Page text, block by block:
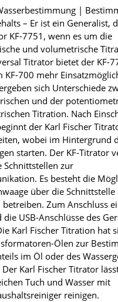
|
– Er ist ein Generalist,
KF-7751, wenn es um die
und volumetrische
Titratorbietet der KF-
KF-700 mehr
sich Unterschiede
und der
Titration. Nach
der Karl Fischer
wobei im Hintergrund
starten. Der KF-Titrator
Schnittstellen zur
Es besteht die
über die Schnittstelle
Zum Anschluss
USB-Anschlüsse des
Karl Fischer Titration hat
Ölen zur
im Öl oder des
Karl Fischer Titrator
Tuch und Wasser mit
reinigen.